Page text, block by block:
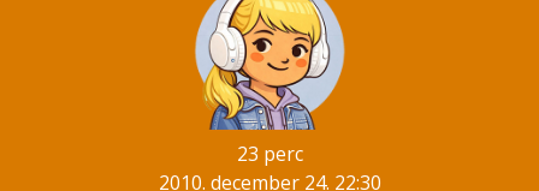
23 perc
2010. december 24. 22:30